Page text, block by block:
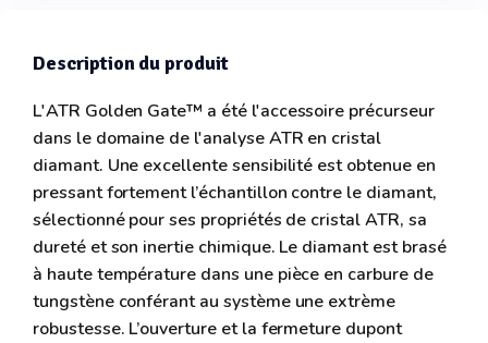
Description du produit
L'ATR Golden Gate™ a été l'accessoire précurseur
dans le domaine de l'analyse ATR en cristal
diamant. Une excellente sensibilité est obtenue en
pressant fortement l’échantillon contre le diamant,
sélectionné pour ses propriétés de cristal ATR, sa
dureté et son inertie chimique. Le diamant est brasé
à haute température dans une pièce en carbure de
tungstène conférant au système une extrème
robustesse. L’ouverture et la fermeture dupont